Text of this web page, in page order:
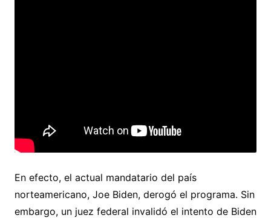
En efecto, el actual mandatario del país
norteamericano, Joe Biden, derogó el programa. Sin
embargo, un juez federal invalidó el intento de Biden